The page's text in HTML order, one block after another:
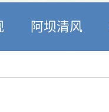
阿坝清风